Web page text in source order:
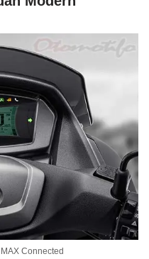
Connected